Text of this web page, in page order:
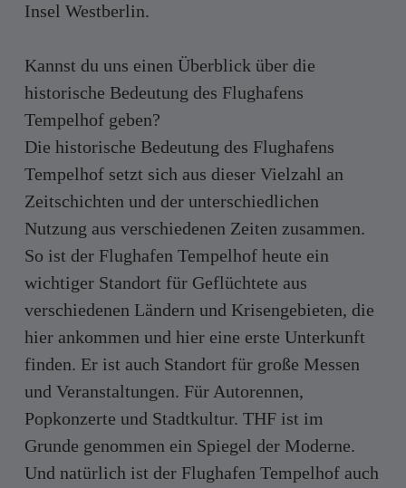
Insel Westberlin.
Kannst du uns einen Überblick über die
historische Bedeutung des Flughafens
Tempelhof geben?
Die historische Bedeutung des Flughafens
Tempelhof setzt sich aus dieser Vielzahl an
Zeitschichten und der unterschiedlichen
Nutzung aus verschiedenen Zeiten zusammen.
So ist der Flughafen Tempelhof heute ein
wichtiger Standort für Geflüchtete aus
verschiedenen Ländern und Krisengebieten, die
hier ankommen und hier eine erste Unterkunft
finden. Er ist auch Standort für große Messen
und Veranstaltungen. Für Autorennen,
Popkonzerte und Stadtkultur. THF ist im
Grunde genommen ein Spiegel der Moderne.
Und natürlich ist der Flughafen Tempelhof auch